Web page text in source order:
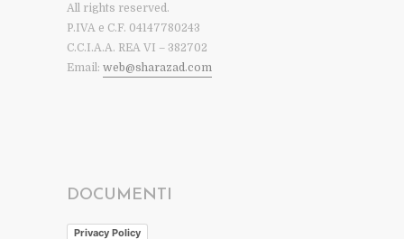
All rights reserved.
P.IVA e C.F. 04147780243
C.C.I.A.A. REA VI – 382702
Email: web@sharazad.com
DOCUMENTI
Privacy Policy